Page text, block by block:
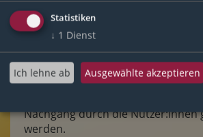
(4) Die Zugangsdaten in Sinne des §
bei Verlust neu angefordert
der Zugangsdaten im Sinne des §
Nutzer:innen auf Anfrage bei RPT
Account mit Zugangsdaten im
umgezogen werden. Hierbei wird
zufälliges Passwort vergeben.
Nachgang durch die Nutzer:innen
werden.
Statistiken
↓ 1 Dienst
Ich lehne ab Ausgewählte akzeptieren